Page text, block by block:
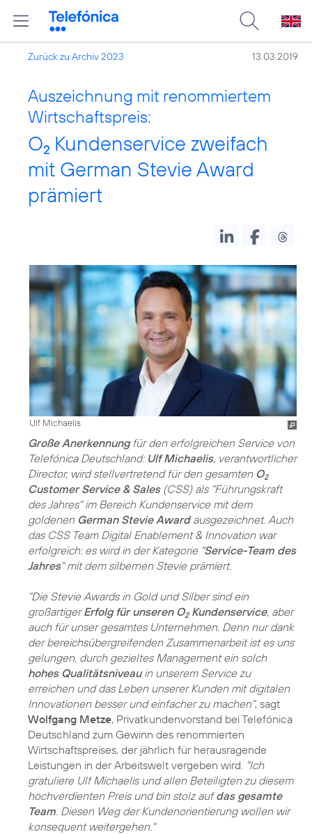
Zurück zu Archiv 2023 13.03.2019
Auszeichnung mit renommiertem
Wirtschaftspreis:
O2 Kundenservice zweifach
mit German Stevie Award
prämiert
Ulf Michaelis
Große Anerkennungfür den erfolgreichen Service von
Telefónica Deutschland: Ulf Michaelis, verantwortlicher
Director, wird stellvertretend für den gesamten O2
Customer Service & Sales(CSS) als "Führungskraft
des Jahres" im Bereich Kundenservice mit dem
goldenen German Stevie Awardausgezeichnet. Auch
das CSS Team Digital Enablement & Innovation war
erfolgreich: es wird in der Kategorie "Service-Team des
Jahres" mit dem silbernen Stevie prämiert.
"Die Stevie Awards in Gold und Silber sind ein
großartigerErfolg für unseren O2Kundenservice, aber
auch für unser gesamtes Unternehmen. Denn nur dank
der bereichsübergreifenden Zusammenarbeit ist es uns
gelungen, durch gezieltes Management ein solch
hohes Qualitätsniveauin unserem Service zu
erreichen und das Leben unserer Kunden mit digitalen
Innovationen besser und einfacher zu machen", sagt
Wolfgang Metze, Privatkundenvorstand bei Telefónica
Deutschland zum Gewinn des renommierten
Wirtschaftspreises, der jährlich für herausragende
Leistungen in der Arbeitswelt vergeben wird. "Ich
gratuliere Ulf Michaelis und allen Beteiligten zu diesem
hochverdienten Preis und bin stolz aufdas gesamte
Team . Diesen Weg der Kundenorientierung wollen wir
konsequent weitergehen."